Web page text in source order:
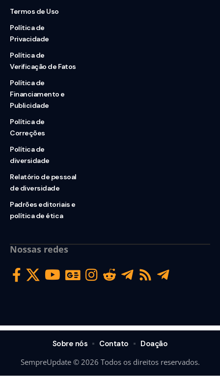
Termos de Uso
Política de
Privacidade
Política de
Verificação de Fatos
Política de
Financiamento e
Publicidade
Política de
Correções
Política de
diversidade
Relatório de pessoal
de diversidade
Padrões editoriais e
política de ética
Nossas redes
SempreUpdate © 2026 Todos os direitos reservados.
Sobre nós Contato Doação